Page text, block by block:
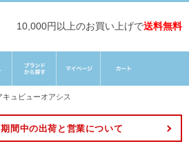
10,000円以上のお買い上げで送料無料
キュビューオアシス
間中の出荷と営業について